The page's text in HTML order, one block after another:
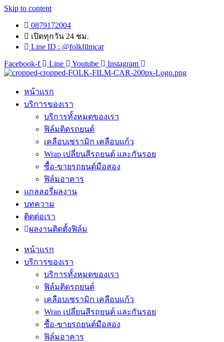
Skip to content
0879172004
เปิดทุกวัน 24 ชม.
Line ID : @folkfilmcar
Facebook-f
Line Youtube Instagram
หน้าแรก
บริการของเรา
บริการทั้งหมดของเรา
ฟิล์มติดรถยนต์
เคลือบเซรามิก เคลือบแก้ว
Wrap เปลี่ยนสีรถยนต์ และกันรอย
ซื้อ-ขายรถยนต์มือสอง
ฟิล์มอาคาร
แกลลอรี่ผลงาน
บทความ
ติดต่อเรา
ผลงานติดตั้งฟิล์ม
หน้าแรก
บริการของเรา
บริการทั้งหมดของเรา
ฟิล์มติดรถยนต์
เคลือบเซรามิก เคลือบแก้ว
Wrap เปลี่ยนสีรถยนต์ และกันรอย
ซื้อ-ขายรถยนต์มือสอง
ฟิล์มอาคาร